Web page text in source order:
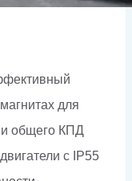
для
общего КПД
с IP55